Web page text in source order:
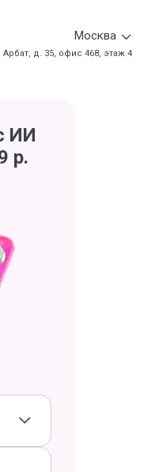
Москва
Арбат, д. 35, офис 468, этаж 4
ИИ
р.